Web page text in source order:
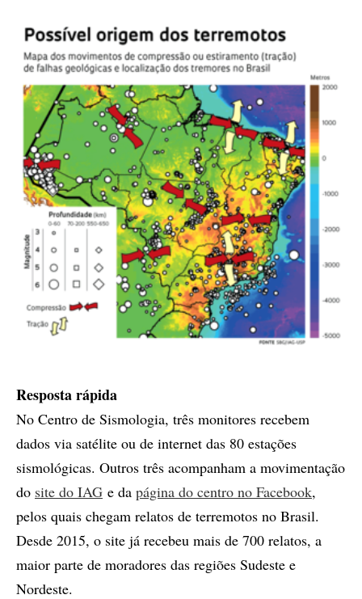
Resposta rápida
No Centro de Sismologia, três monitores recebem
dados via satélite ou de internet das 80 estações
sismológicas. Outros três acompanham a movimentação
do site do IAG e da página do centro no Facebook,
pelos quais chegam relatos de terremotos no Brasil.
Desde 2015, o site já recebeu mais de 700 relatos, a
maior parte de moradores das regiões Sudeste e
Nordeste.